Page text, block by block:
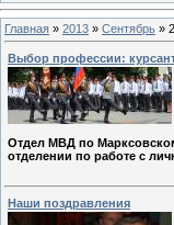
Главная » 2013 » Сентябрь »
Выбор профессии:
Отдел МВД по
отделении по работе с
Наши поздравления